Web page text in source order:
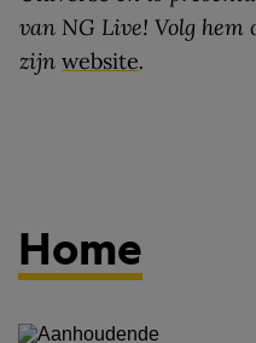
van NG Live! Volg hem
zijn website.
Home